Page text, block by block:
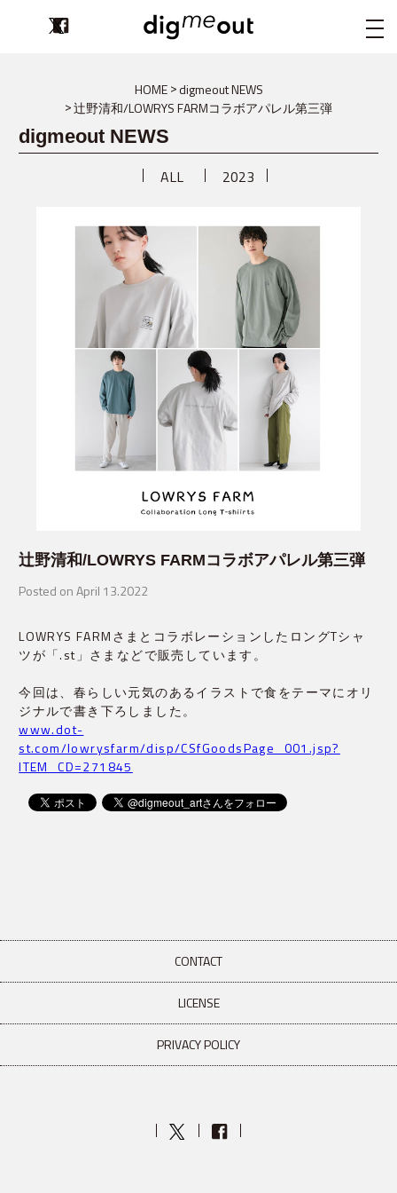
digmeout
HOME
digmeout NEWS
辻野清和/LOWRYS FARMコラボアパレル第三弾
digmeout NEWS
ALL 2023
辻野清和/LOWRYS FARMコラボアパレル第三弾
Posted on April 13.2022
LOWRYS FARMさまとコラボレーションしたロングTシャ
ツが「.st」さまなどで販売しています。
今回は、春らしい元気のあるイラストで食をテーマにオリ
ジナルで書き下ろしました。
www.dot-
st.com/lowrysfarm/disp/CSfGoodsPage_001.jsp?
ITEM_CD=271845
CONTACT
LICENSE
PRIVACY POLICY